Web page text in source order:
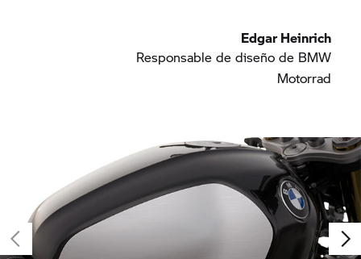
Edgar Heinrich
Responsable de diseño de BMW
Motorrad